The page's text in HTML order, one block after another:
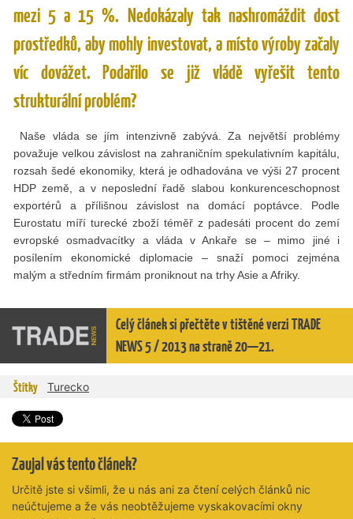
mezi 5 a 15 %. Nedokázaly tak nashromáždit dost
prostředků, aby mohly investovat, a místo výroby začaly
víc dovážet. Podařilo se již vládě vyřešit tento
strukturální problém?
Naše vláda se jím intenzivně zabývá. Za největší problémy
považuje velkou závislost na zahraničním spekulativním kapitálu,
rozsah šedé ekonomiky, která je odhadována ve výši 27 procent
HDP země, a v neposlední řadě slabou konkurenceschopnost
exportérů a přílišnou závislost na domácí poptávce. Podle
Eurostatu míří turecké zboží téměř z padesáti procent do zemí
evropské osmadvacítky a vláda v Ankaře se – mimo jiné i
posílením ekonomické diplomacie – snaží pomoci zejména
malým a středním firmám proniknout na trhy Asie a Afriky.
Celý článek si přečtěte v tištěné verzi TRADE
NEWS 5 / 2013 na straně 20—21.
Štítky Turecko
Zaujal vás tento článek?
Určitě jste si všimli, že u nás ani za čtení celých článků nic
neúčtujeme a že vás neobtěžujeme vyskakovacími okny